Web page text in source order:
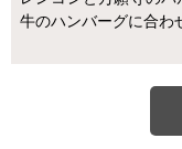
牛のハンバーグに合わ